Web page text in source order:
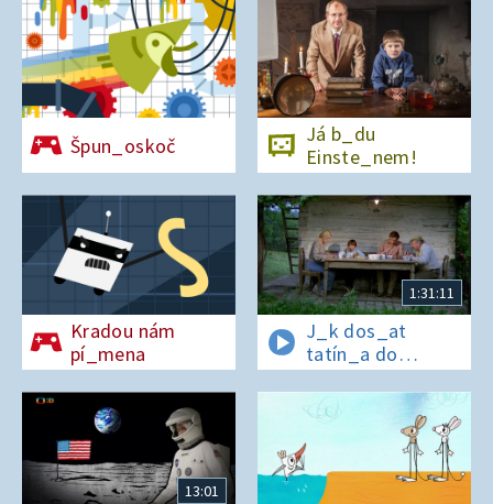
Špun_oskoč
Já b_du
Einste_nem!
Kradou nám
pí_mena
1:31:11
J_k dos_at
tatín_a do
polepš_vny
13:01